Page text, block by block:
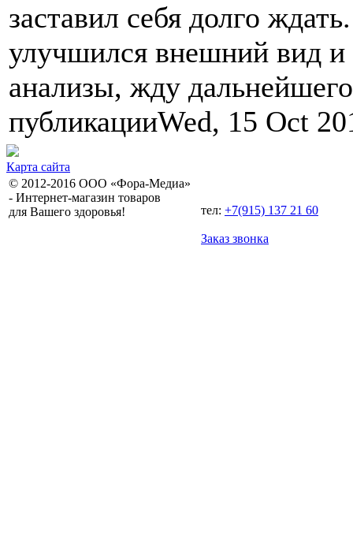
заставил себя долго
улучшился внешний вид и
анализы, жду
публикацииWed, 15 Oct
Карта сайта
© 2012-2016 ООО «Фора-Медиа»
- Интернет-магазин товаров
для Вашего здоровья!
тел: +7(915) 137 21 60
Заказ звонка